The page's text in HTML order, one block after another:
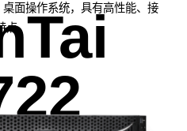
面操作系统，具有高性能、接
点。